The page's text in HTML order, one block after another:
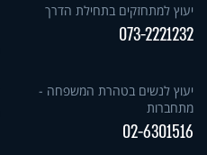
יעוץ למתחזקים בתחילת הדרך
073-2221232
יעוץ לנשים בטהרת המשפחה -
מתחברות
02-6301516